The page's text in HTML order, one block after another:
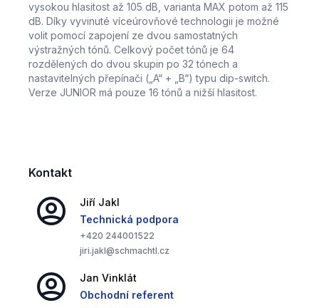
vysokou hlasitost až 105 dB, varianta MAX potom až 115
dB. Díky vyvinuté víceúrovňové technologii je možné
volit pomocí zapojení ze dvou samostatných
výstražných tónů. Celkový počet tónů je 64
rozdělených do dvou skupin po 32 tónech a
nastavitelných přepínači („A“ + „B“) typu dip-switch.
Verze JUNIOR má pouze 16 tónů a nižší hlasitost.
Multifunkční elektronická siréna odpovídající normě
dB, verze MAX potom až 115 dB. Celkový počet tónů je
64, rozdělených do dvou skupin po 32 tónech
nastavitelných přepínači typu dip-switch + multifunkční
LED optický modul.
Montážní a instalační základna
Kontakt
Jiří Jakl
Technická podpora
+420 244001522
jiri.jakl@schmachtl.cz
Jan Vinklát
Obchodní referent